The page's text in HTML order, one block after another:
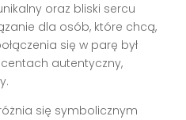
oraz bliski sercu
dla osób, które chcą,
się w parę był
autentyczny,
się symbolicznym